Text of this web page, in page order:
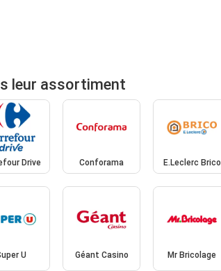
leur assortiment
Drive Conforama E.Leclerc Brico
U Géant Casino Mr Bricolage